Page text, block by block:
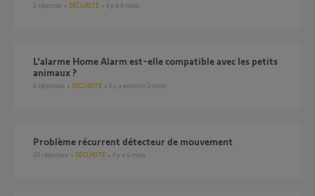
1 réponse SÉCURITÉ il y a 6 mois
L'alarme Home Alarm est-elle compatible avec les petits
animaux ?
4 réponses SÉCURITÉ il y a environ 2 mois
Problème récurrent détecteur de mouvement
20 réponses SÉCURITÉ il y a 4 mois